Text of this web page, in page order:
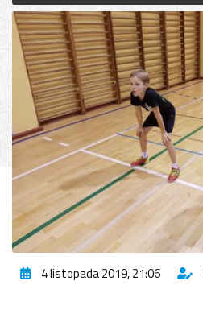
4 listopada 2019, 21:06